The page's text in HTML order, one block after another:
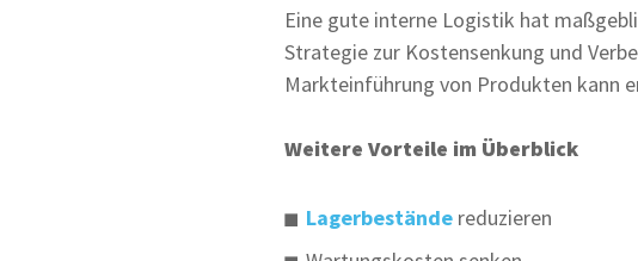
Eine gute interne Logistik hat
Strategie zur Kostensenkung und
Markteinführung von Produkten kann
Weitere Vorteile im Überblick
Lagerbestände reduzieren